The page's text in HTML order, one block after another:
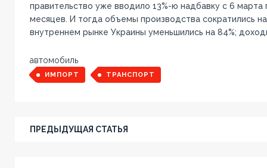
правительство уже вводило 13%-ю надбавку с 6
месяцев. И тогда объемы производства сократились
внутреннем рынке Украины уменьшились на 84%;
автомобиль
ИМПОРТ ТРАНСПОРТ
ПРЕДЫДУЩАЯ СТАТЬЯ